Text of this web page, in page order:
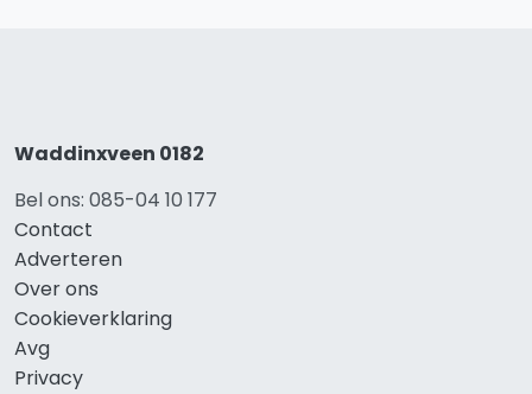
Waddinxveen 0182
Bel ons: 085-04 10 177
Contact
Adverteren
Over ons
Cookieverklaring
Avg
Privacy